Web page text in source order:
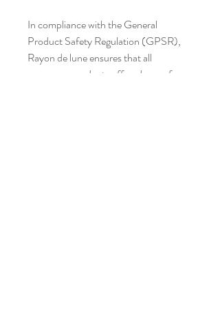
In compliance with the General
Rayon de lune ensures that all
consumer products offered are safe